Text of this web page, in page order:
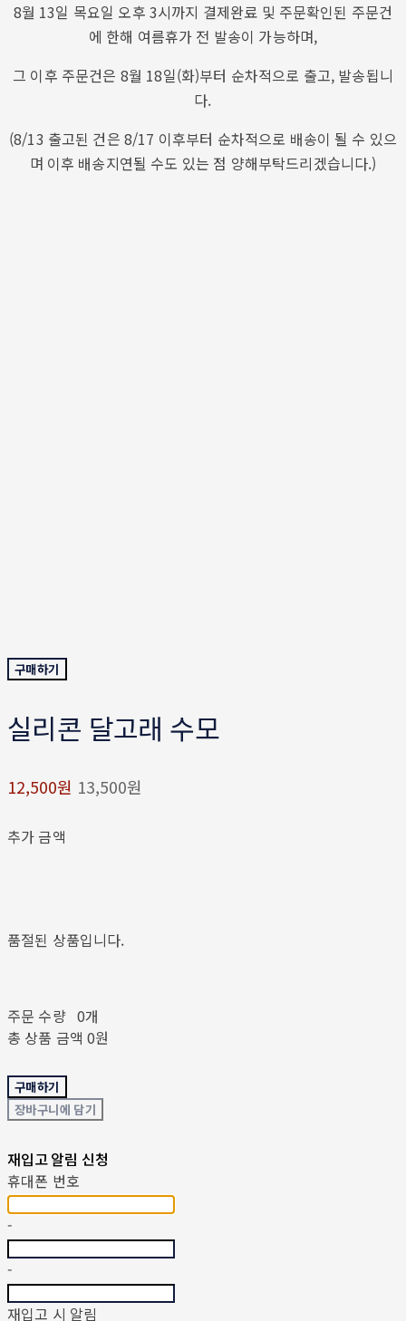
8월 13일 목요일 오후 3시까지 결제완료 및 주문확인된 주문건
에 한해 여름휴가 전 발송이 가능하며,
그 이후 주문건은 8월 18일(화)부터 순차적으로 출고, 발송됩니
다.
(8/13 출고된 건은 8/17 이후부터 순차적으로 배송이 될 수 있으
며 이후 배송지연될 수도 있는 점 양해부탁드리겠습니다.)
구매하기
실리콘 달고래 수모
12,500원 13,500원
추가 금액
품절된 상품입니다.
주문 수량 0개
총 상품 금액 0원
구매하기
장바구니에 담기
재입고 알림 신청
휴대폰 번호
-
-
재입고 시 알림